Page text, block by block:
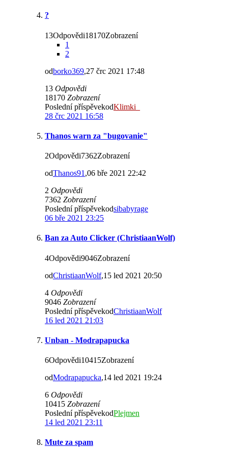
?
13Odpovědi18170Zobrazení
1
2
odborko369,27 črc 2021 17:48
13 Odpovědi
18170 Zobrazení
Poslední příspěvekodKlimki_
28 črc 2021 16:58
Thanos warn za "bugovanie"
2Odpovědi7362Zobrazení
odThanos91 ,06 bře 2021 22:42
2 Odpovědi
7362 Zobrazení
Poslední příspěvekodsibabyrage
06 bře 2021 23:25
Ban za Auto Clicker (ChristiaanWolf)
4Odpovědi9046Zobrazení
odChristiaanWolf,15 led 2021 20:50
4 Odpovědi
9046 Zobrazení
Poslední příspěvekodChristiaanWolf
16 led 2021 21:03
Unban - Modrapapucka
6Odpovědi10415Zobrazení
odModrapapucka,14 led 2021 19:24
6 Odpovědi
10415 Zobrazení
Poslední příspěvekodPlejmen
14 led 2021 23:11
Mute za spam